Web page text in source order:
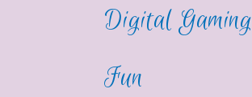
Digital Gaming
Fun